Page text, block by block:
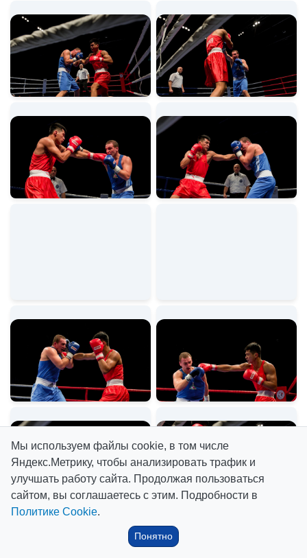
Мы используем файлы cookie, в том числе
Яндекс.Метрику, чтобы анализировать трафик и
улучшать работу сайта. Продолжая пользоваться
сайтом, вы соглашаетесь с этим. Подробности в
Политике Cookie.
Понятно